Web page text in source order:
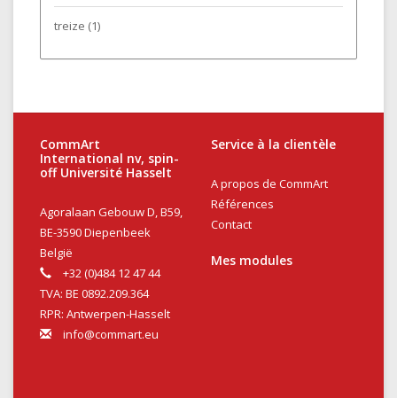
treize (1)
CommArt
International nv, spin-
off Université Hasselt
Agoralaan Gebouw D, B59,
BE-3590 Diepenbeek
België
+32 (0)484 12 47 44
TVA: BE 0892.209.364
RPR: Antwerpen-Hasselt
info@commart.eu
Service à la clientèle
A propos de CommArt
Références
Contact
Mes modules